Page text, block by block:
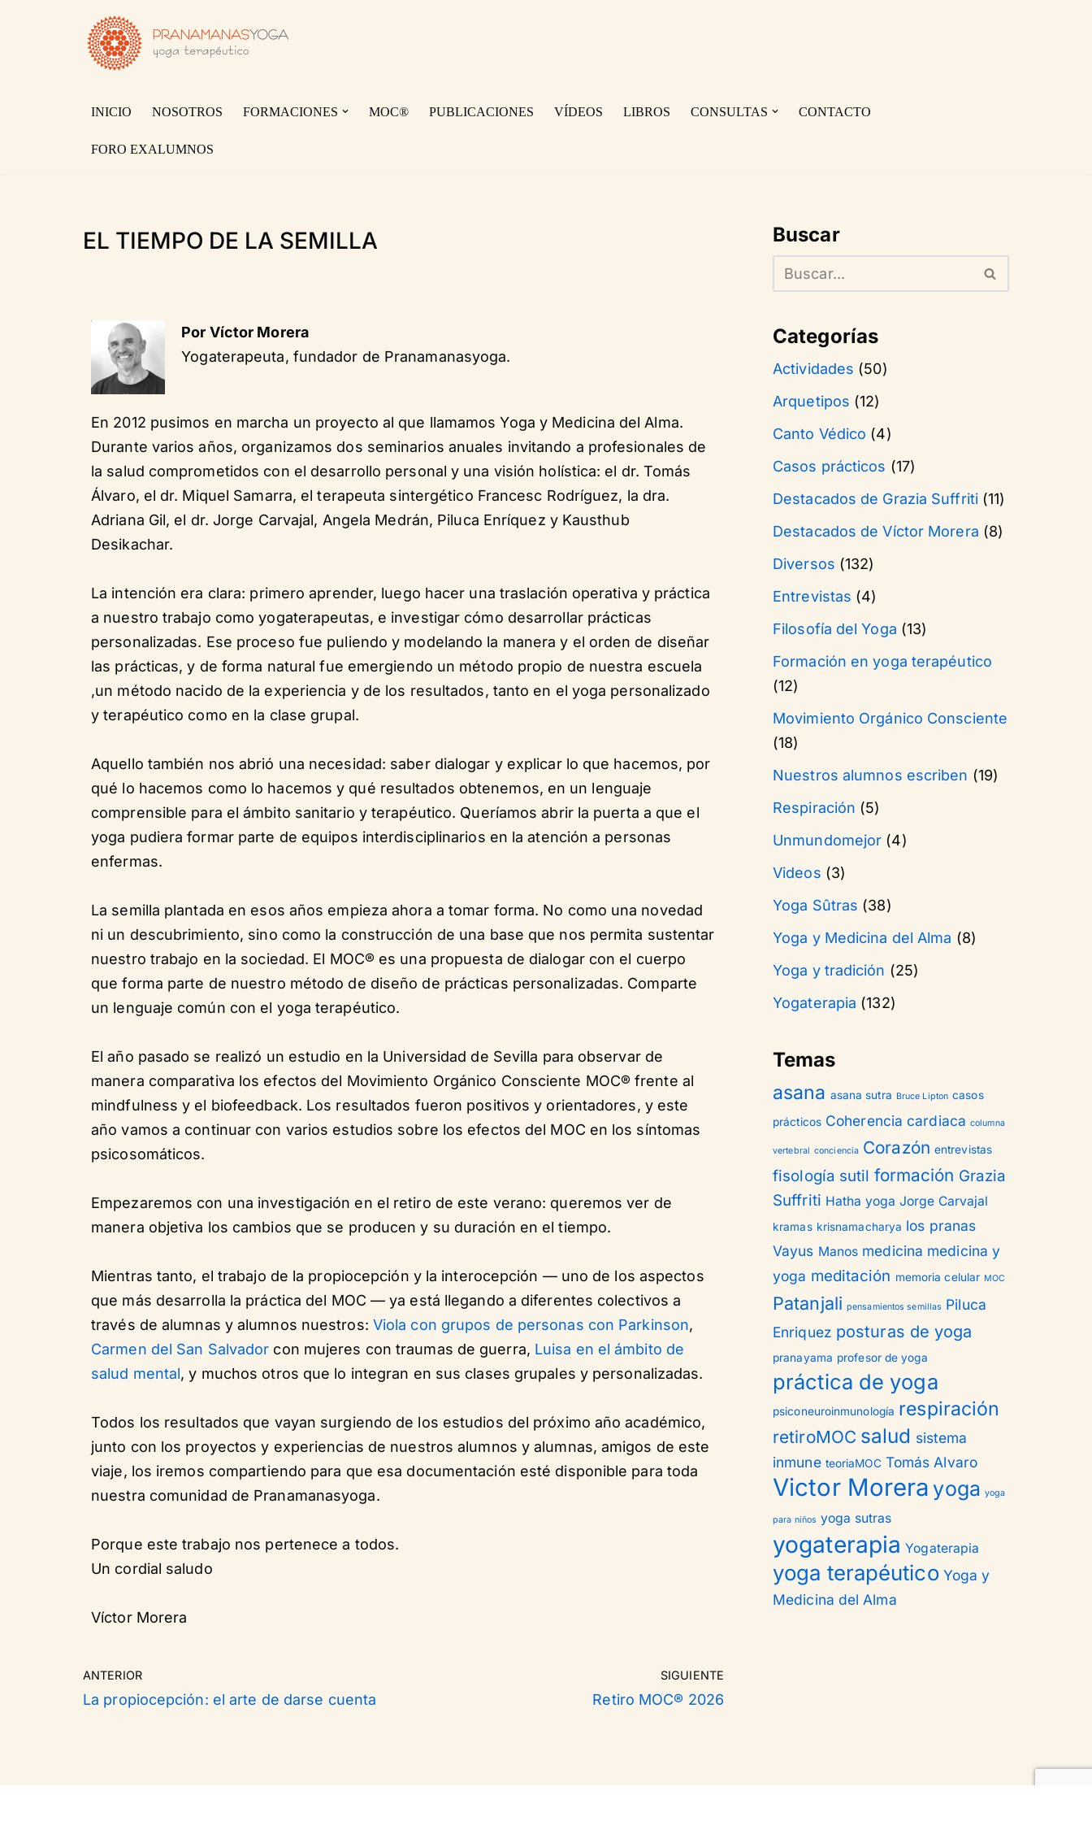
INICIO NOSOTROS FORMACIONES MOC® PUBLICACIONES VÍDEOS LIBROS CONSULTAS CONTACTO
FORO EXALUMNOS
EL TIEMPO DE LA SEMILLA
Por Víctor Morera
Yogaterapeuta, fundador de Pranamanasyoga.
En 2012 pusimos en marcha un proyecto al que llamamos Yoga y Medicina del Alma.
Durante varios años, organizamos dos seminarios anuales invitando a profesionales de
la salud comprometidos con el desarrollo personal y una visión holística: el dr. Tomás
Álvaro, el dr. Miquel Samarra, el terapeuta sintergético Francesc Rodríguez, la dra.
Adriana Gil, el dr. Jorge Carvajal, Angela Medrán, Piluca Enríquez y Kausthub
Desikachar.
La intención era clara: primero aprender, luego hacer una traslación operativa y práctica
a nuestro trabajo como yogaterapeutas, e investigar cómo desarrollar prácticas
personalizadas. Ese proceso fue puliendo y modelando la manera y el orden de diseñar
las prácticas, y de forma natural fue emergiendo un método propio de nuestra escuela
,un método nacido de la experiencia y de los resultados, tanto en el yoga personalizado
y terapéutico como en la clase grupal.
Aquello también nos abrió una necesidad: saber dialogar y explicar lo que hacemos, por
qué lo hacemos como lo hacemos y qué resultados obtenemos, en un lenguaje
comprensible para el ámbito sanitario y terapéutico. Queríamos abrir la puerta a que el
yoga pudiera formar parte de equipos interdisciplinarios en la atención a personas
enfermas.
La semilla plantada en esos años empieza ahora a tomar forma. No como una novedad
ni un descubrimiento, sino como la construcción de una base que nos permita sustentar
nuestro trabajo en la sociedad. El MOC® es una propuesta de dialogar con el cuerpo
que forma parte de nuestro método de diseño de prácticas personalizadas. Comparte
un lenguaje común con el yoga terapéutico.
El año pasado se realizó un estudio en la Universidad de Sevilla para observar de
manera comparativa los efectos del Movimiento Orgánico Consciente MOC® frente al
mindfulness y el biofeedback. Los resultados fueron positivos y orientadores, y este
año vamos a continuar con varios estudios sobre los efectos del MOC en los síntomas
psicosomáticos.
Empezaremos con una investigación en el retiro de este verano: queremos ver de
manera objetiva los cambios que se producen y su duración en el tiempo.
Mientras tanto, el trabajo de la propiocepción y la interocepción — uno de los aspectos
que más desarrolla la práctica del MOC — ya está llegando a diferentes colectivos a
través de alumnas y alumnos nuestros: Viola con grupos de personas con Parkinson,
Carmen del San Salvador con mujeres con traumas de guerra, Luisa en el ámbito de
salud mental, y muchos otros que lo integran en sus clases grupales y personalizadas.
Todos los resultados que vayan surgiendo de los estudios del próximo año académico,
junto con los proyectos y experiencias de nuestros alumnos y alumnas, amigos de este
viaje, los iremos compartiendo para que esa documentación esté disponible para toda
nuestra comunidad de Pranamanasyoga.
Porque este trabajo nos pertenece a todos.
Un cordial saludo
Víctor Morera
ANTERIOR
La propiocepción: el arte de darse cuenta
SIGUIENTE
Retiro MOC® 2026
Buscar
Categorías
Actividades (50)
Arquetipos (12)
Canto Védico (4)
Casos prácticos (17)
Destacados de Grazia Suffriti(11)
Destacados de Víctor Morera (8)
Diversos (132)
Entrevistas (4)
Filosofía del Yoga (13)
Formación en yoga terapéutico
(12)
Movimiento Orgánico Consciente
(18)
Nuestros alumnos escriben (19)
Respiración (5)
Unmundomejor (4)
Videos (3)
Yoga Sûtras (38)
Yoga y Medicina del Alma (8)
Yoga y tradición (25)
Yogaterapia (132)
Temas
asana asana sutra Bruce Lipton casos
prácticos Coherencia cardiaca columna
vertebral conciencia Corazón entrevistas
fisología sutil formación Grazia
Suffriti Hatha yoga Jorge Carvajal
kramas krisnamacharya los pranas
Vayus Manos medicina medicina y
yoga meditación memoria celular MOC
Patanjali pensamientos semillas Piluca
Enriquez posturas de yoga
pranayama profesor de yoga
práctica de yoga
psiconeuroinmunología respiración
retiroMOC salud sistema
inmune teoriaMOC Tomás Alvaro
Victor Morera yoga yoga
para niños yoga sutras
yogaterapia Yogaterapia
yoga terapéutico Yoga y
Medicina del Alma